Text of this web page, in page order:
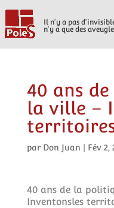
Il n'y a pas
n'y a que des
40 ans
la ville –
par Don Juan Fév 2,
40 ans de la
Inventonsles